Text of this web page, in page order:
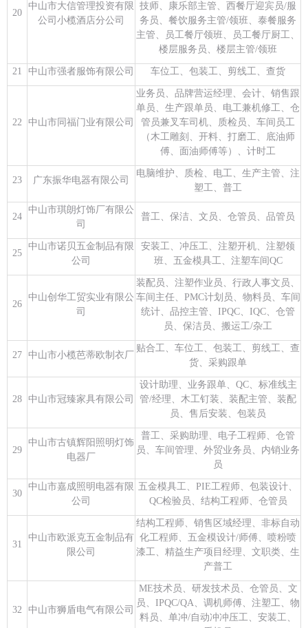
20
中山市大信管理投资有限
公司小榄酒店分公司
技师、康乐部主管、西餐厅迎宾员/服
务员、餐饮服务主管/领班、泰餐服务
主管、员工餐厅领班、员工餐厅厨工、
楼层服务员、楼层主管/领班
21 中山市强者服饰有限公司 车位工、包装工、剪线工、查货
22 中山市同福门业有限公司
业务员、品牌营运经理、会计、销售跟
单员、生产跟单员、电工兼机修工、仓
管员兼叉车司机、质检员、车间员工
（木工雕刻、开料、打磨工、底油师
傅、面油师傅等）、计时工
23 广东振华电器有限公司
电脑维护、质检、电工、生产主管、注
塑工、普工
24
中山市琪朗灯饰厂有限公
司
普工、保洁、文员、仓管员、品管员
25
中山市诺贝五金制品有限
公司
安装工、冲压工、注塑开机、注塑领
班、五金模具工、注塑车间QC
26
中山创华工贸实业有限公
司
装配员、注塑作业员、行政人事文员、
车间主任、PMC计划员、物料员、车间
统计、品控主管、IPQC、IQC、仓管
员、保洁员、搬运工/杂工
27 中山市小榄芭蒂欧制衣厂
贴合工、车位工、包装工、剪线工、查
货、采购跟单
28 中山市冠臻家具有限公司
设计助理、业务跟单、QC、标准线主
管/经理、木工钉装、装配主管、装配
员、售后安装、包装员
29
中山市古镇辉阳照明灯饰
电器厂
普工、采购助理、电子工程师、仓管
员、车间管理、外贸业务员、内销业务
员
30
中山市嘉成照明电器有限
公司
五金模具工、PIE工程师、包装设计、
QC检验员、结构工程师、仓管员
31
中山市欧派克五金制品有
限公司
结构工程师、销售区域经理、非标自动
化工程师、五金模设计/师傅、喷粉喷
漆工、精益生产项目经理、文职类、生
产普工
32 中山市狮盾电气有限公司
ME技术员、研发技术员、仓管员、文
员、IPQC/QA、调机师傅、注塑工、物
料员、单冲/自动冲冲压工、安装工、